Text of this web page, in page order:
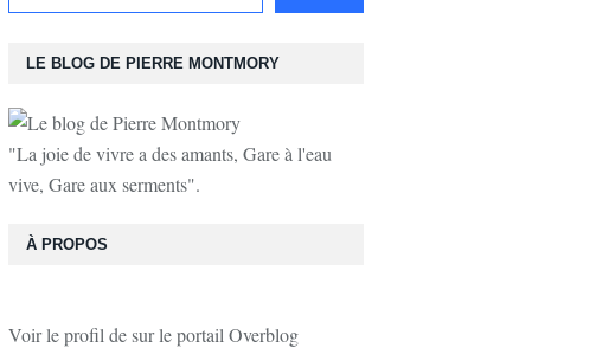
LE BLOG DE PIERRE MONTMORY
"La joie de vivre a des amants, Gare à l'eau
vive, Gare aux serments".
À PROPOS
Voir le profil desur le portail Overblog